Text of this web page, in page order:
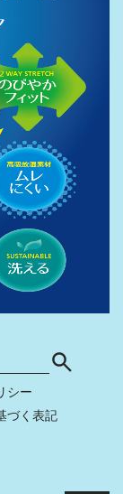
シー
づく表記